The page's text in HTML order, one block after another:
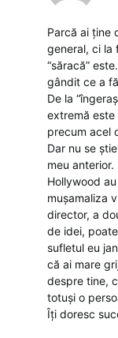
Parcă ai ține
general, ci la
“săracă”
gândit ce a
De la
extremă
precum acel
Dar nu se
meu
Hollywood
mușamaliza
director, a
de idei,
sufletul eu
că ai mare
despre tine,
totuși o
Îți doresc